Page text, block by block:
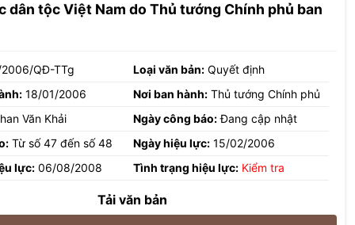
dân tộc Việt Nam do Thủ tướng Chính phủ ban
QĐ-TTg Loại văn bản: Quyết định
18/01/2006 Nơi ban hành: Thủ tướng Chính phủ
Văn Khải
Ngày công báo:Đang cập nhật
Từ số 47 đến số 48 Ngày hiệu lực: 15/02/2006
lực: 06/08/2008 Tình trạng hiệu lực: Kiểm tra
Tải văn bản